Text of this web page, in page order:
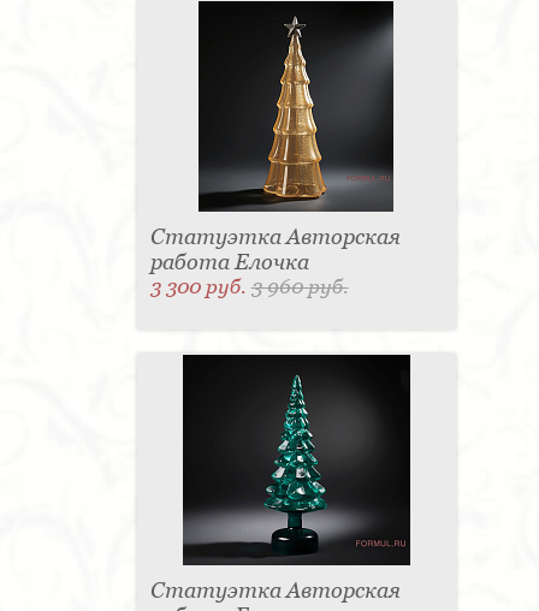
Статуэтка Авторская
работа Елочка
3 300 руб.3 960 руб.
Статуэтка Авторская